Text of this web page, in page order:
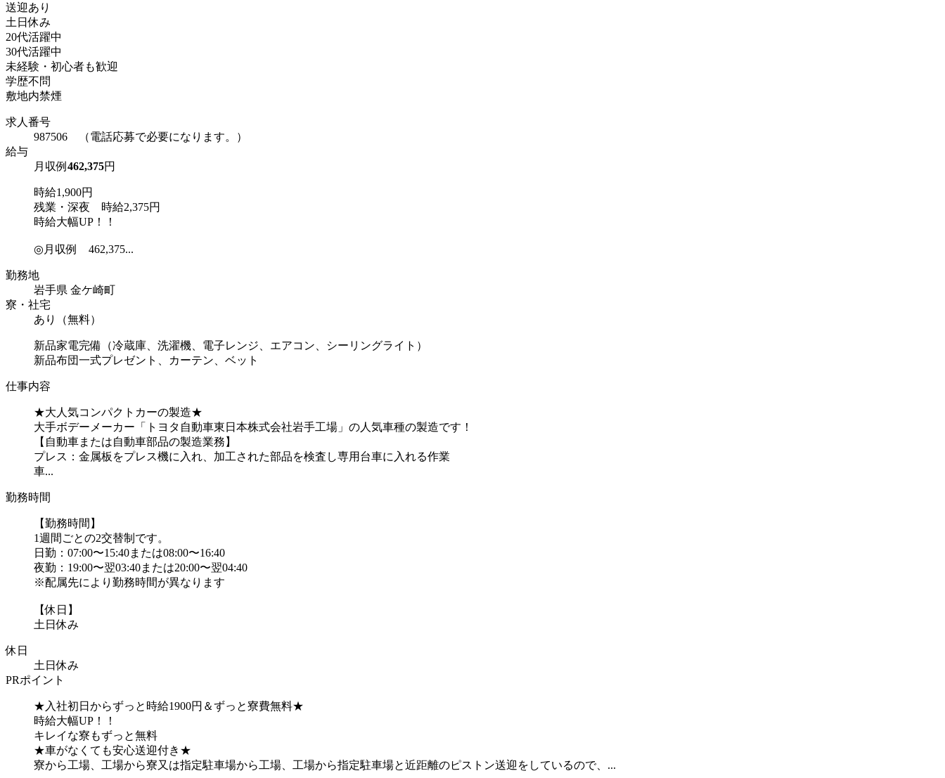
送迎あり
土日休み
20代活躍中
30代活躍中
未経験・初心者も歓迎
学歴不問
敷地内禁煙
求人番号
987506 （電話応募で必要になります。）
給与
月収例 462,375円
時給1,900円
残業・深夜 時給2,375円
時給大幅UP！！
◎月収例 462,375...
勤務地
岩手県 金ケ崎町
寮・社宅
あり（無料）
新品家電完備（冷蔵庫、洗濯機、電子レンジ、エアコン、シーリングライト）
新品布団一式プレゼント、カーテン、ベット
仕事内容
★大人気コンパクトカーの製造★
大手ボデーメーカー「トヨタ自動車東日本株式会社岩手工場」の人気車種の製造です！
【自動車または自動車部品の製造業務】
プレス：金属板をプレス機に入れ、加工された部品を検査し専用台車に入れる作業
車...
勤務時間
【勤務時間】
1週間ごとの2交替制です。
日勤：07:00〜15:40または08:00〜16:40
夜勤：19:00〜翌03:40または20:00〜翌04:40
※配属先により勤務時間が異なります
【休日】
土日休み
休日
土日休み
PRポイント
★入社初日からずっと時給1900円＆ずっと寮費無料★
時給大幅UP！！
キレイな寮もずっと無料
★車がなくても安心送迎付き★
寮から工場、工場から寮又は指定駐車場から工場、工場から指定駐車場と近距離のピストン送迎をしているので、...